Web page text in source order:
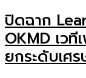
ปิดฉาก
OKMD เว
ยกระดับเศ